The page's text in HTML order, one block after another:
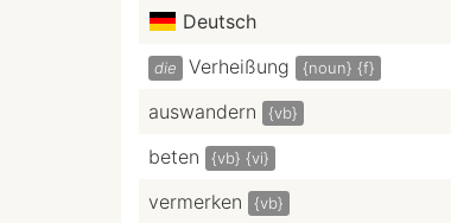
Deutsch
die Verheißung {noun} {f}
auswandern {vb}
beten {vb} {vi}
vermerken {vb}